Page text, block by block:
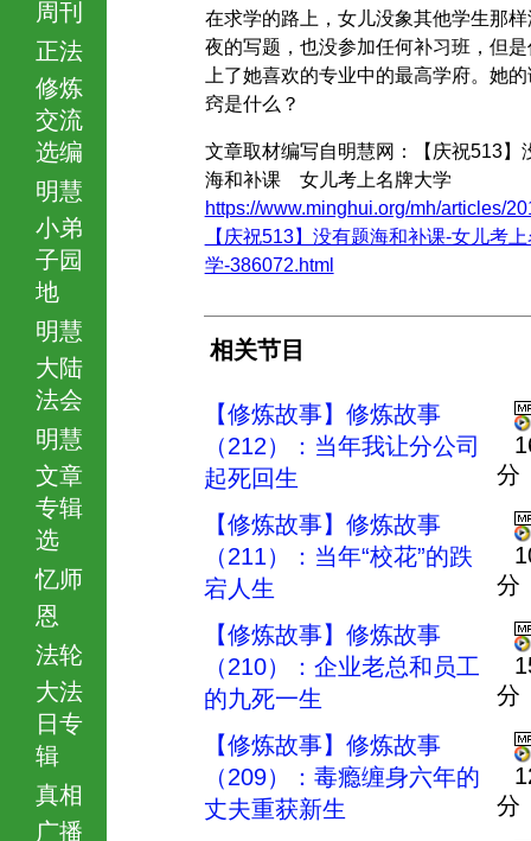
周刊
正法
修炼
交流
选编
明慧
小弟
子园
地
明慧
大陆
法会
明慧
文章
专辑
选
忆师
恩
法轮
大法
日专
辑
真相
广播
在求学的路上，女儿没象其他学生那
夜的写题，也没参加任何补习班，但
上了她喜欢的专业中的最高学府。她
窍是什么？
文章取材编写自明慧网：【庆祝513】
海和补课 女儿考上名牌大学
https://www.minghui.org/mh/articles/
【庆祝513】没有题海和补课-女儿考
学-386072.html
相关节目
【修炼故事】修炼故事
（212）：当年我让分公司
起死回生
分
【修炼故事】修炼故事
（211）：当年“校花”的跌
宕人生
分
【修炼故事】修炼故事
（210）：企业老总和员工
的九死一生
分
【修炼故事】修炼故事
（209）：毒瘾缠身六年的
丈夫重获新生
分